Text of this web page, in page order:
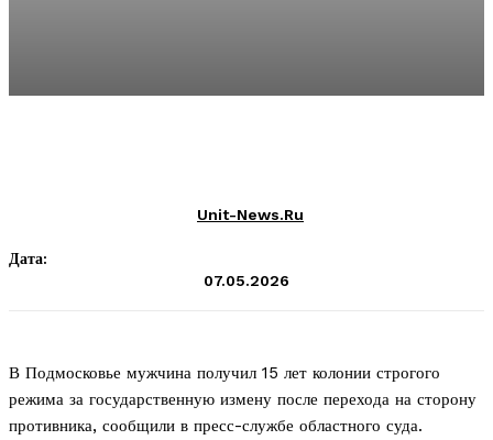
Unit-News.ru
Дата:
07.05.2026
В Подмосковье мужчина получил 15 лет колонии строгого
режима за государственную измену после перехода на сторону
противника, сообщили в пресс-службе областного суда.